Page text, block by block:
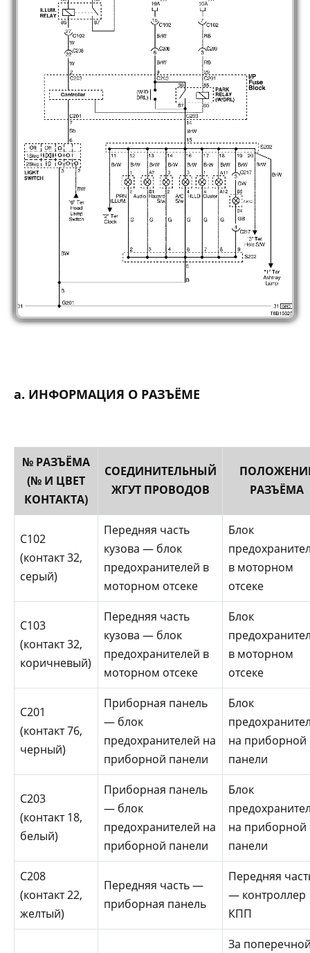
а. ИНФОРМАЦИЯ О РАЗЪЁМЕ
№ РАЗЪЁМА
(№ И ЦВЕТ
КОНТАКТА)
СОЕДИНИТЕЛЬНЫЙ
ЖГУТ ПРОВОДОВ
РАЗЪЁМА
С102
(контакт 32,
серый)
Передняя часть
кузова — блок
предохранителей в
моторном отсеке
Блок
в моторном
отсеке
C103
(контакт 32,
коричневый)
Передняя часть
кузова — блок
предохранителей в
моторном отсеке
Блок
в моторном
отсеке
С201
(контакт 76,
черный)
Приборная панель
— блок
предохранителей на
приборной панели
Блок
на приборной
панели
С203
(контакт 18,
белый)
Приборная панель
— блок
предохранителей на
приборной панели
Блок
на приборной
панели
С208
(контакт 22,
желтый)
Передняя часть —
приборная панель
Передняя
— контроллер
КПП
За